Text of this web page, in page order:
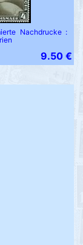
Nachdrucke :
9.50 €